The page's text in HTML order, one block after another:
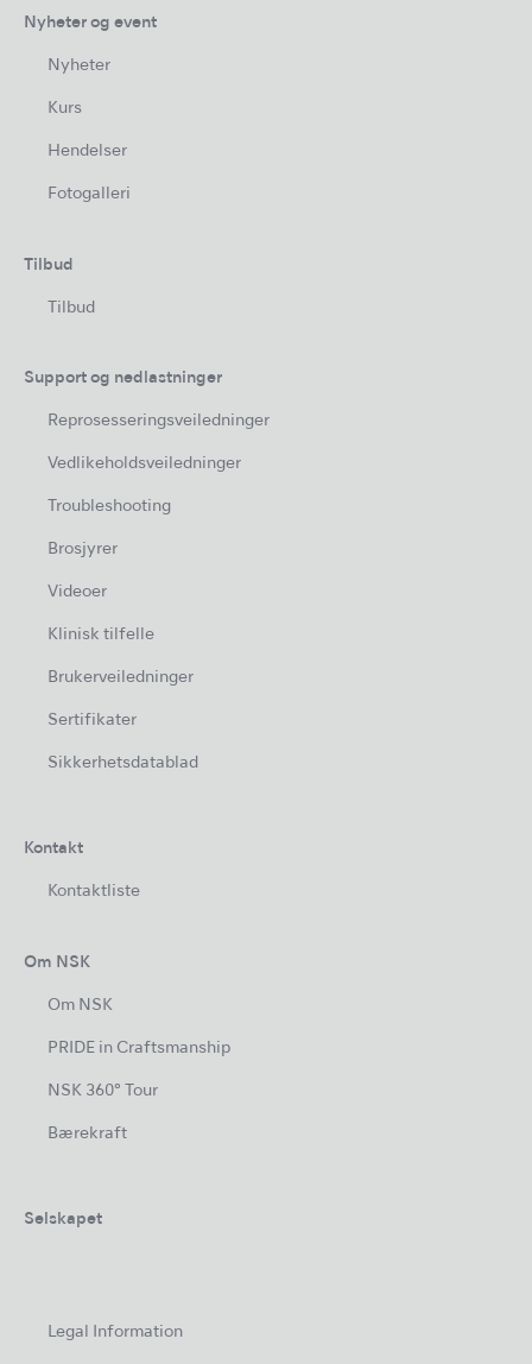
Nyheter og event
Nyheter
Kurs
Hendelser
Fotogalleri
Tilbud
Tilbud
Support og nedlastninger
Reprosesseringsveiledninger
Vedlikeholdsveiledninger
Troubleshooting
Brosjyrer
Videoer
Klinisk tilfelle
Brukerveiledninger
Sertifikater
Sikkerhetsdatablad
Kontakt
Kontaktliste
Om NSK
Om NSK
PRIDE in Craftsmanship
NSK 360° Tour
Bærekraft
Selskapet
Legal Information